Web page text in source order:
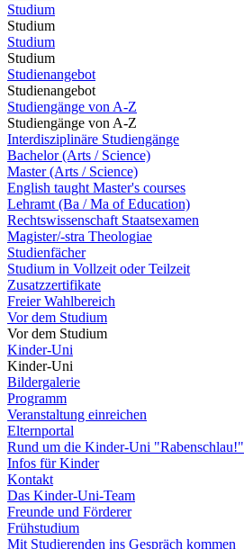
Studium
Studium
Studium
Studium
Studienangebot
Studienangebot
Studiengänge von A-Z
Studiengänge von A-Z
Interdisziplinäre Studiengänge
Bachelor (Arts / Science)
Master (Arts / Science)
English taught Master's courses
Lehramt (Ba / Ma of Education)
Rechtswissenschaft Staatsexamen
Magister/-stra Theologiae
Studienfächer
Studium in Vollzeit oder Teilzeit
Zusatzzertifikate
Freier Wahlbereich
Vor dem Studium
Vor dem Studium
Kinder-Uni
Kinder-Uni
Bildergalerie
Programm
Veranstaltung einreichen
Elternportal
Rund um die Kinder-Uni "Rabenschlau!"
Infos für Kinder
Kontakt
Das Kinder-Uni-Team
Freunde und Förderer
Frühstudium
Mit Studierenden ins Gespräch kommen